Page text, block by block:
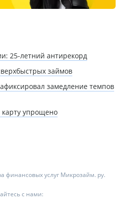
25-летний антирекорд
займов
замедление темпов
упрощено
финансовых услуг Микрозайм. ру.
с нами: